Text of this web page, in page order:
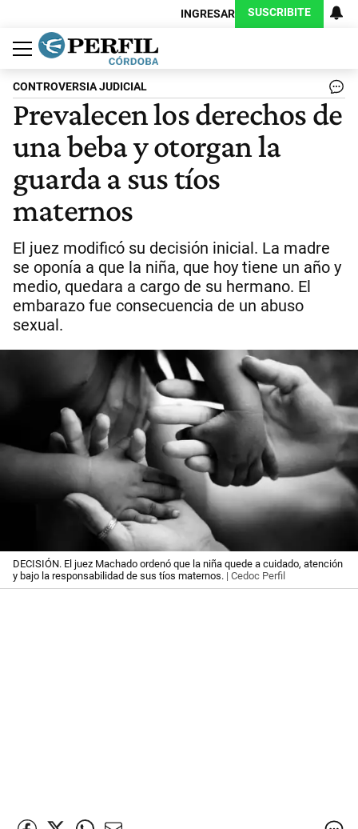
INGRESAR SUSCRIBITE
Política
Economía
Judiciales
Sociedad
Cultura
Espectáculos
Deportes
Protagonistas
CONTROVERSIA JUDICIAL
Prevalecen los derechos de
una beba y otorgan la
guarda a sus tíos
maternos
El juez modificó su decisión inicial. La madre
se oponía a que la niña, que hoy tiene un año y
medio, quedara a cargo de su hermano. El
embarazo fue consecuencia de un abuso
sexual.
DECISIÓN. El juez Machado ordenó que la niña quede a cuidado, atención
y bajo la responsabilidad de sus tíos maternos. | Cedoc Perfil